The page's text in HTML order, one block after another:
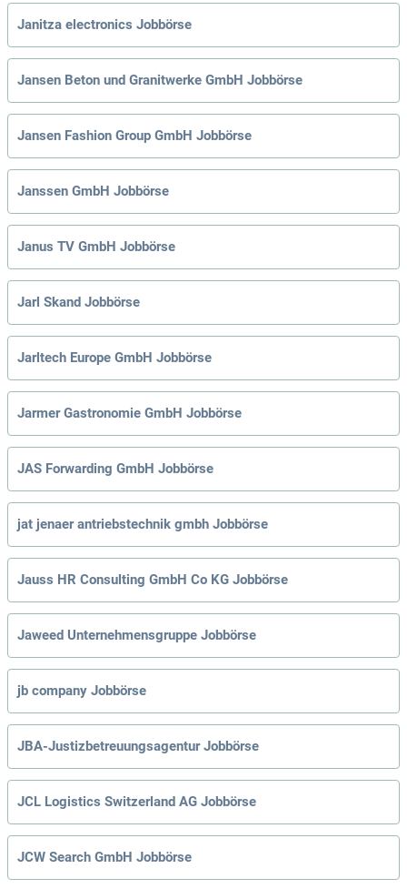
Janitza electronics Jobbörse
Jansen Beton und Granitwerke GmbH Jobbörse
Jansen Fashion Group GmbH Jobbörse
Janssen GmbH Jobbörse
Janus TV GmbH Jobbörse
Jarl Skand Jobbörse
Jarltech Europe GmbH Jobbörse
Jarmer Gastronomie GmbH Jobbörse
JAS Forwarding GmbH Jobbörse
jat jenaer antriebstechnik gmbh Jobbörse
Jauss HR Consulting GmbH Co KG Jobbörse
Jaweed Unternehmensgruppe Jobbörse
jb company Jobbörse
JBA-Justizbetreuungsagentur Jobbörse
JCL Logistics Switzerland AG Jobbörse
JCW Search GmbH Jobbörse